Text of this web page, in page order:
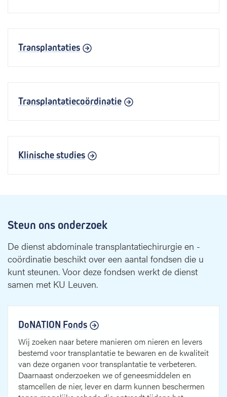
Transplantaties
Transplantatiecoördinatie
Klinische studies
Steun ons onderzoek
De dienst abdominale transplantatiechirurgie en -
coördinatie beschikt over een aantal fondsen die u
kunt steunen. Voor deze fondsen werkt de dienst
samen met KU Leuven.
DoNATION Fonds
Wij zoeken naar betere manieren om nieren en levers
bestemd voor transplantatie te bewaren en de kwaliteit
van deze organen voor transplantatie te verbeteren.
Daarnaast onderzoeken we of geneesmiddelen en
stamcellen de nier, lever en darm kunnen beschermen